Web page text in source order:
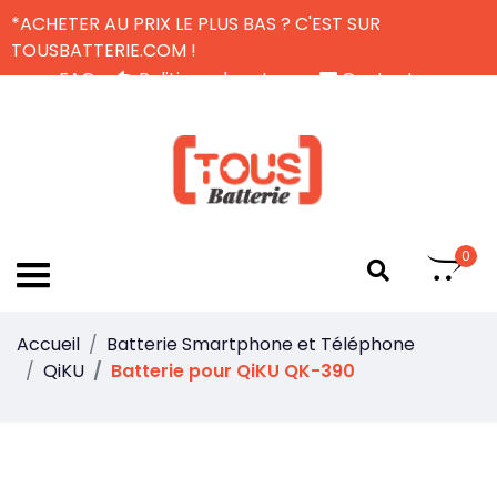
*ACHETER AU PRIX LE PLUS BAS ? C'EST SUR
TOUSBATTERIE.COM !
FAQ
Politique de retour
Contactez-nous
0
Accueil
Batterie Smartphone et Téléphone
QiKU
Batterie pour QiKU QK-390